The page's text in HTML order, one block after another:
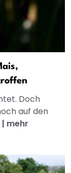
Doch
auf den
| mehr